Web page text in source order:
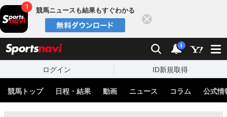
競馬ニュースも結果もすぐわかる
検索 通知
i
ログイン ID新規取得
競馬トップ 日程・結果 動画 ニュース コラム 公式情